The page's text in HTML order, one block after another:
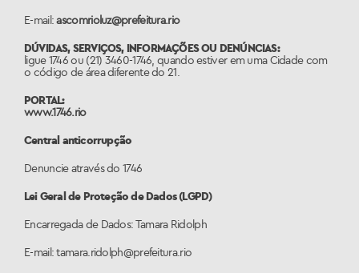
E-mail:ascomrioluz@prefeitura.rio
DÚVIDAS, SERVIÇOS, INFORMAÇÕES OU DENÚNCIAS:
ligue 1746 ou (21) 3460-1746, quando estiver em uma Cidade com
o código de área diferente do 21.
PORTAL:
www.1746.rio
Central anticorrupção
Denuncie através do 1746
Lei Geral de Proteção de Dados (LGPD)
Encarregada de Dados: Tamara Ridolph
E-mail: tamara.ridolph@prefeitura.rio